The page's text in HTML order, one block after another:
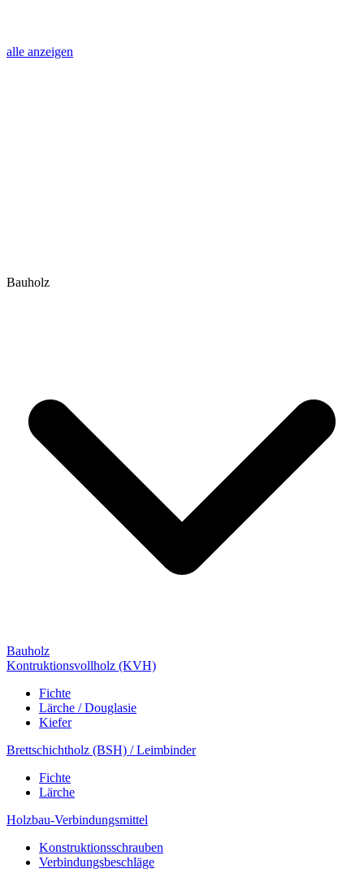
alle anzeigen
Bauholz
Bauholz
Kontruktionsvollholz (KVH)
Fichte
Lärche / Douglasie
Kiefer
Brettschichtholz (BSH) / Leimbinder
Fichte
Lärche
Holzbau-Verbindungsmittel
Konstruktionsschrauben
Verbindungsbeschläge